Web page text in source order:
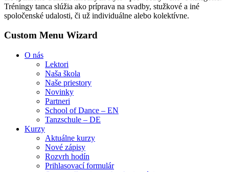
Tréningy tanca slúžia ako príprava na svadby, stužkové a iné
spoločenské udalosti, či už individuálne alebo kolektívne.
Custom Menu Wizard
O nás
Lektori
Naša škola
Naše priestory
Novinky
Partneri
School of Dance – EN
Tanzschule – DE
Kurzy
Aktuálne kurzy
Nové zápisy
Rozvrh hodín
Prihlasovací formulár